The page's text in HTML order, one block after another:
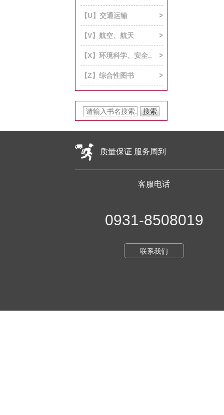
【U】交通运输
【V】航空、航天
【X】环境科学、安全..
【Z】综合性图书
质量保证 服务周到
客服电话
0931-8508019
联系我们